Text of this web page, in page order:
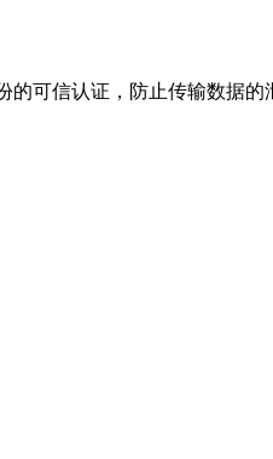
可信认证，防止传输数据的